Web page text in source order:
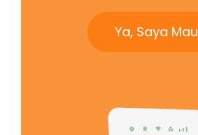
Ya, Saya Mau